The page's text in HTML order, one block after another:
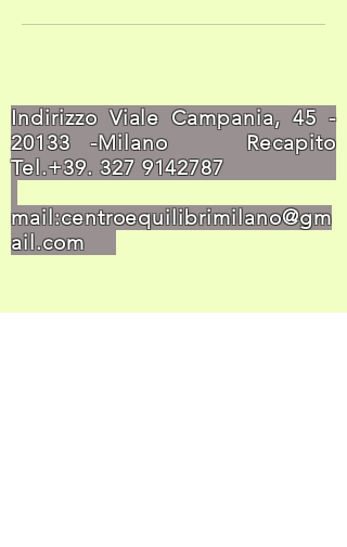
Indirizzo Viale Campania,45 -
20133-Milano Recapito
Tel.+39. 327 9142787
mail:centroequilibrimilano@gm
ail.com